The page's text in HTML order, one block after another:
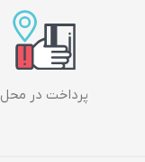
پرداخت در محل